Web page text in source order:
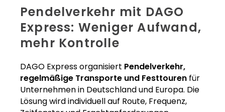
Pendelverkehr mit DAGO
Express: Weniger Aufwand,
mehr Kontrolle
DAGO Express organisiert Pendelverkehr,
regelmäßige Transporte und Festtouren für
Unternehmen in Deutschland und Europa. Die
Lösung wird individuell auf Route, Frequenz,